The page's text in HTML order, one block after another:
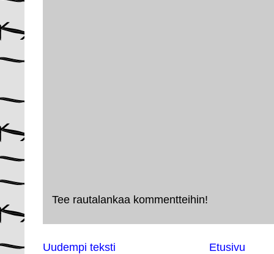
Tee rautalankaa kommentteihin!
Uudempi teksti Etusivu